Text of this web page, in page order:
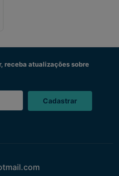
receba atualizações sobre
Cadastrar